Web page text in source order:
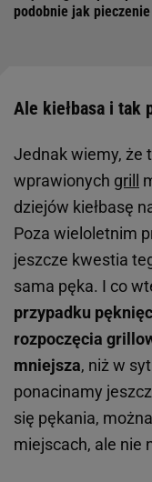
podobnie jak
Ale kiełbasa i tak
Jednak wiemy, że
wprawionych grill
dziejów kiełbasę
Poza wieloletnim
jeszcze kwestia
sama pęka. I co
przypadku
rozpoczęcia
mniejsza, niż w
ponacinamy
się pękania,
miejscach, ale nie